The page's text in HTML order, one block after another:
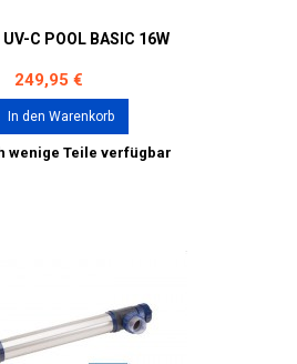
UV-C POOL BASIC 16W
Preis
249,95 €
In den Warenkorb
wenige Teile verfügbar